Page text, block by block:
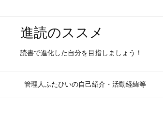
進読のススメ
読書で進化した自分を目指しましょう！
管理人ふたひいの自己紹介・活動経緯等